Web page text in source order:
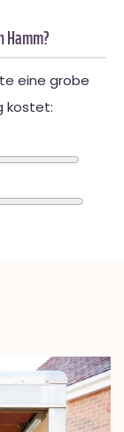
eine grobe
kostet: